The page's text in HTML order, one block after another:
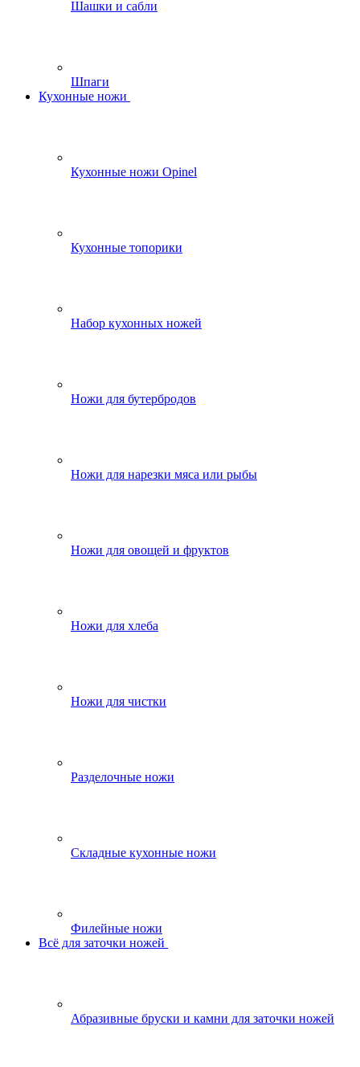
Шашки и сабли
Шпаги
Кухонные ножи
Кухонные ножи Opinel
Кухонные топорики
Набор кухонных ножей
Ножи для бутербродов
Ножи для нарезки мяса или рыбы
Ножи для овощей и фруктов
Ножи для хлеба
Ножи для чистки
Разделочные ножи
Складные кухонные ножи
Филейные ножи
Всё для заточки ножей
Абразивные бруски и камни для заточки ножей